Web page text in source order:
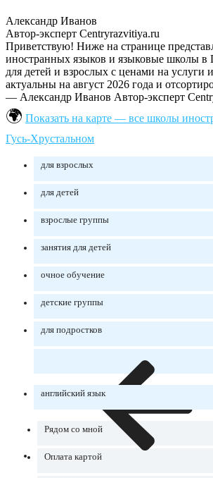
Александр Иванов
Автор-эксперт Centryrazvitiya.ru
Приветствую! Ниже на странице
иностранных языков и языковые школы в
для детей и взрослых с ценами на
актуальны на август 2026 года и
— Александр Иванов Автор-эксперт
Показать на карте — все школы
Гусь-Хрустальном
для взрослых
для детей
взрослые группы
занятия для детей
очное обучение
детские группы
для подростков
английский язык
Рядом со мной
Оплата картой